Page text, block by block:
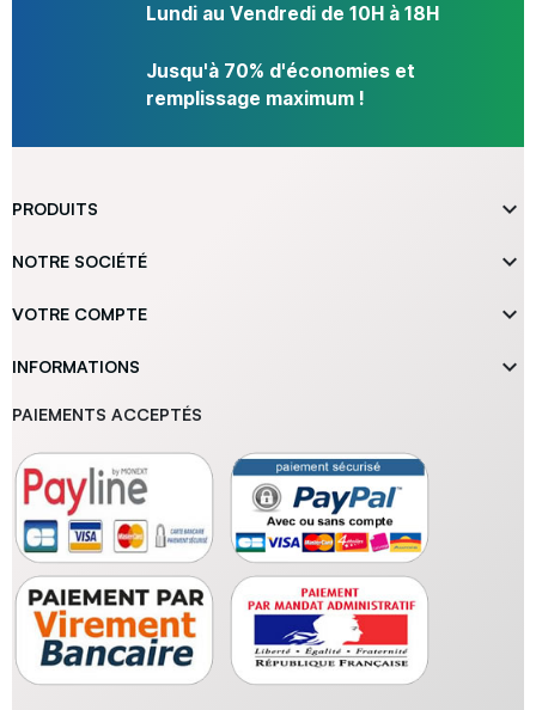
Lundi au Vendredi de 10H à 18H
Jusqu'à 70% d'économies et
remplissage maximum !
PRODUITS 
NOTRE SOCIÉTÉ 
VOTRE COMPTE 
INFORMATIONS 
PAIEMENTS ACCEPTÉS